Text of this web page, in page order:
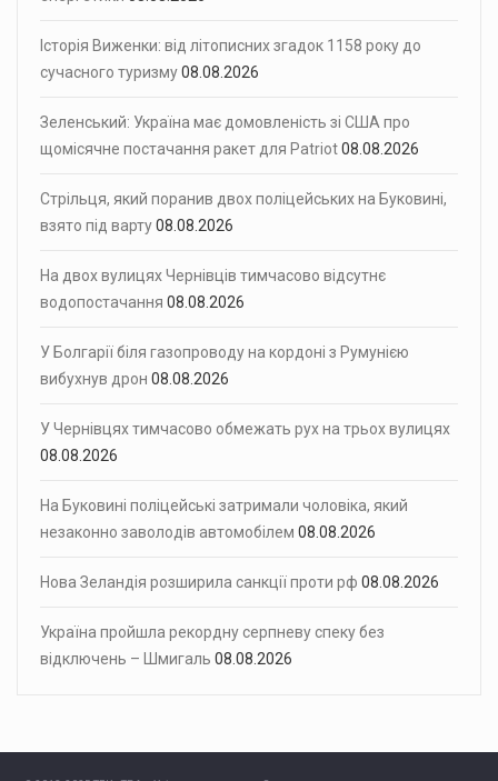
Історія Виженки: від літописних згадок 1158 року до
сучасного туризму08.08.2026
Зеленський: Україна має домовленість зі США про
щомісячне постачання ракет для Patriot08.08.2026
Стрільця, який поранив двох поліцейських на Буковині,
взято під варту08.08.2026
На двох вулицях Чернівців тимчасово відсутнє
водопостачання 08.08.2026
У Болгарії біля газопроводу на кордоні з Румунією
вибухнув дрон 08.08.2026
У Чернівцях тимчасово обмежать рух на трьох вулицях
08.08.2026
На Буковині поліцейські затримали чоловіка, який
незаконно заволодів автомобілем 08.08.2026
Нова Зеландія розширила санкції проти рф 08.08.2026
Україна пройшла рекордну серпневу спеку без
відключень – Шмигаль 08.08.2026